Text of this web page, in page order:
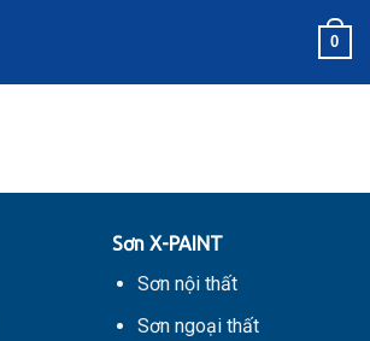
0
Sơn X-PAINT
Sơn nội thất
Sơn ngoại thất